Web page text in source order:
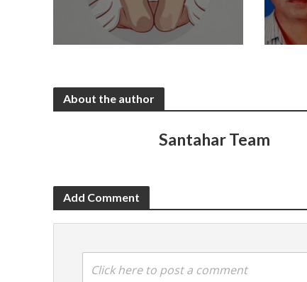
About the author
Santahar Team
Add Comment
Click here to post a comment